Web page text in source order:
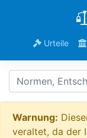
Urteile
Warnung:
veraltet, da der